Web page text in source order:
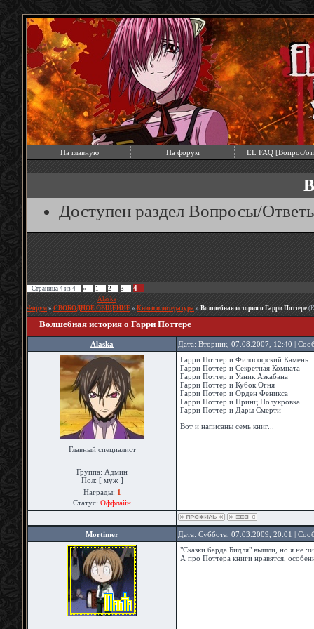
На главную На форум EL FAQ [Вопрос/
Доступен раздел Вопросы/
Страница 4 из 4 « 1 2 3
4
Alaska
Форум » СВОБОДНОЕ ОБЩЕНИЕ » Книги и литература » Волшебная история о Гарри Поттере
Волшебная история о Гарри Поттере
Alaska Дата: Вторник, 07.08.2007, 12:40 |
Главный специалист
Группа: Админ
Пол: [ муж ]
Награды: 1
Статус: Оффлайн
Гарри Поттер и Философский Камень
Гарри Поттер и Секретная Комната
Гарри Поттер и Узник Азкабана
Гарри Поттер и Кубок Огня
Гарри Поттер и Орден Феникса
Гарри Поттер и Принц Полукровка
Гарри Поттер и Дары Смерти
Вот и написаны семь книг...
Mortimer Дата: Суббота, 07.03.2009, 20:01 |
"Сказки барда Бидля" вышли, но я не
А про Поттера книги нравятся,